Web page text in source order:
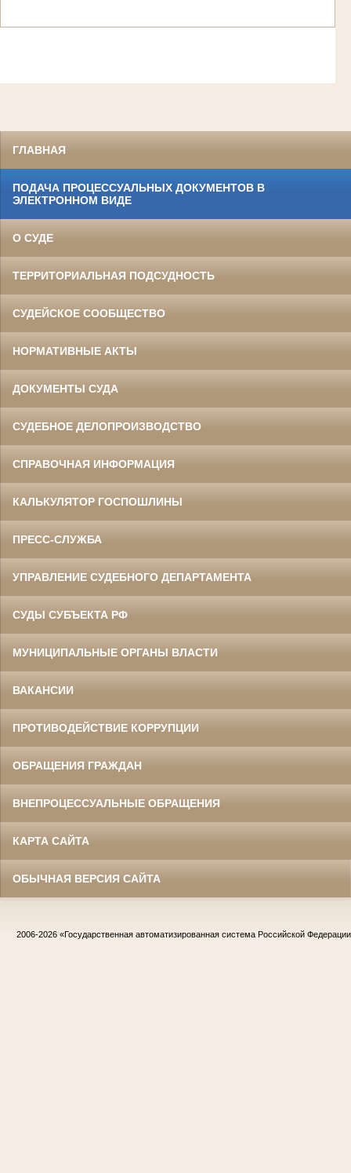
ГЛАВНАЯ
ПОДАЧА ПРОЦЕССУАЛЬНЫХ ДОКУМЕНТОВ В
ЭЛЕКТРОННОМ ВИДЕ
О СУДЕ
ТЕРРИТОРИАЛЬНАЯ ПОДСУДНОСТЬ
СУДЕЙСКОЕ СООБЩЕСТВО
НОРМАТИВНЫЕ АКТЫ
ДОКУМЕНТЫ СУДА
СУДЕБНОЕ ДЕЛОПРОИЗВОДСТВО
СПРАВОЧНАЯ ИНФОРМАЦИЯ
КАЛЬКУЛЯТОР ГОСПОШЛИНЫ
ПРЕСС-СЛУЖБА
УПРАВЛЕНИЕ СУДЕБНОГО ДЕПАРТАМЕНТА
СУДЫ СУБЪЕКТА РФ
МУНИЦИПАЛЬНЫЕ ОРГАНЫ ВЛАСТИ
ВАКАНСИИ
ПРОТИВОДЕЙСТВИЕ КОРРУПЦИИ
ОБРАЩЕНИЯ ГРАЖДАН
ВНЕПРОЦЕССУАЛЬНЫЕ ОБРАЩЕНИЯ
КАРТА САЙТА
ОБЫЧНАЯ ВЕРСИЯ САЙТА
2006-2026 «Государственная автоматизированная система Российской